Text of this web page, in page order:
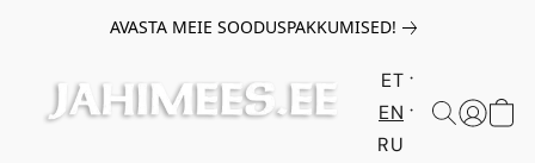
AVASTA MEIE SOODUSPAKKUMISED!
ET
EN
RU